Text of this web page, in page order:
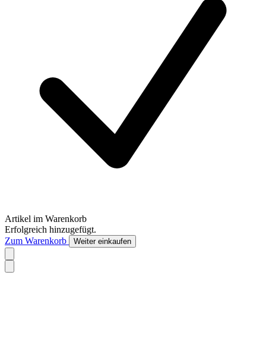
Artikel im Warenkorb
Erfolgreich hinzugefügt.
Zum Warenkorb
Weiter einkaufen